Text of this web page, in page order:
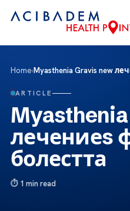
Home›Myasthenia Gravis new
ARTICLE
лечениеs
болестта
1 min read